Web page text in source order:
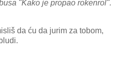
"Kako je propao rokenrol".
da ću da jurim za tobom,